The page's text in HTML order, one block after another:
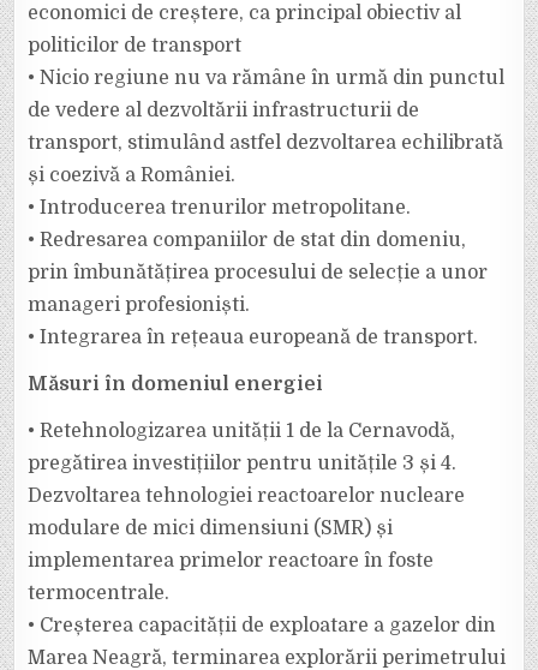
economici de creștere, ca principal obiectiv al
politicilor de transport
• Nicio regiune nu va rămâne în urmă din punctul
de vedere al dezvoltării infrastructurii de
transport, stimulând astfel dezvoltarea echilibrată
și coezivă a României.
• Introducerea trenurilor metropolitane.
• Redresarea companiilor de stat din domeniu,
prin îmbunătățirea procesului de selecție a unor
manageri profesioniști.
• Integrarea în rețeaua europeană de transport.
Măsuri în domeniul energiei
• Retehnologizarea unității 1 de la Cernavodă,
pregătirea investițiilor pentru unitățile 3 și 4.
Dezvoltarea tehnologiei reactoarelor nucleare
modulare de mici dimensiuni (SMR) și
implementarea primelor reactoare în foste
termocentrale.
• Creșterea capacității de exploatare a gazelor din
Marea Neagră, terminarea explorării perimetrului